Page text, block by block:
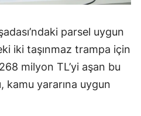
parsel uygun
iki taşınmaz trampa için
milyon TL’yi aşan bu
kamu yararına uygun